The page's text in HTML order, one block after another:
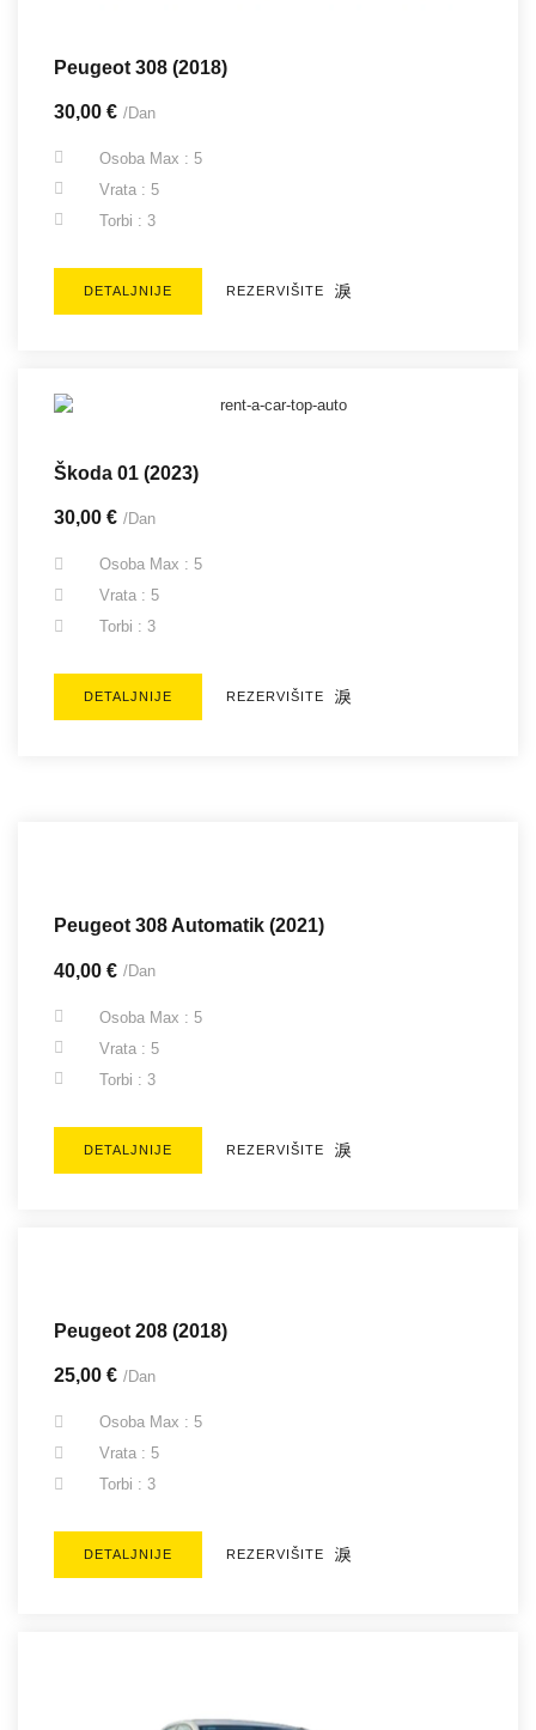
Peugeot 308 (2018)
30,00 € /Dan
Osoba Max : 5
Vrata : 5
Torbi : 3
DETALJNIJE REZERVIŠITE
Škoda 01 (2023)
30,00 € /Dan
Osoba Max : 5
Vrata : 5
Torbi : 3
DETALJNIJE REZERVIŠITE
Peugeot 308 Automatik (2021)
40,00 € /Dan
Osoba Max : 5
Vrata : 5
Torbi : 3
DETALJNIJE REZERVIŠITE
Peugeot 208 (2018)
25,00 € /Dan
Osoba Max : 5
Vrata : 5
Torbi : 3
DETALJNIJE REZERVIŠITE